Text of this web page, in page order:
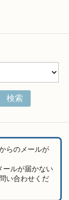
検索
らのメールが
ールが届かない
い合わせくだ